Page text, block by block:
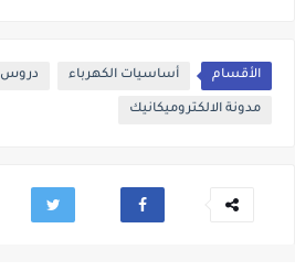
الأقسام أساسيات الكهرباء دروس
مدونة الالكتروميكانيك